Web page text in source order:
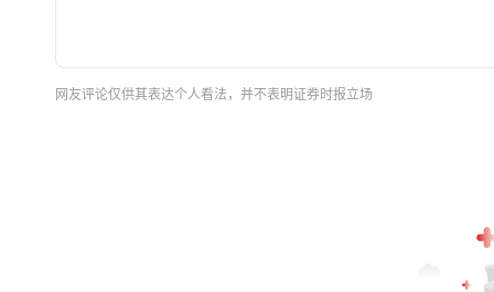
网友评论仅供其表达个人看法，并不表明证券时报立场